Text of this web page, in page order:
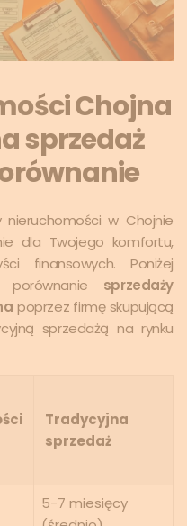
Chojna
sprzedaż
w Chojnie
dla Twojego komfortu,
finansowych. Poniżej
porównanie sprzedaży
poprzez firmę skupującą
sprzedażą na rynku
Tradycyjna
sprzedaż
5-7 miesięcy